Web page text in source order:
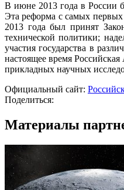
В июне 2013 года в России
Эта реформа с самых первых
2013 года был принят
технической политики;
участия государства в
настоящее время
прикладных научных
Официальный сайт:
Поделиться:
Материалы